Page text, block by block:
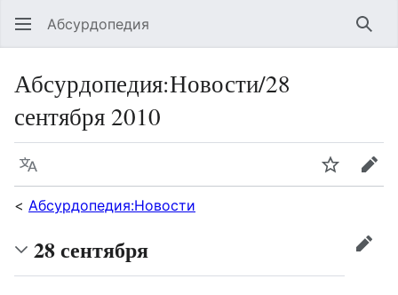
Абсурдопедия
Абсурдопедия:Новости/28
сентября 2010
Язык
< Абсурдопедия:Новости
28 сентября